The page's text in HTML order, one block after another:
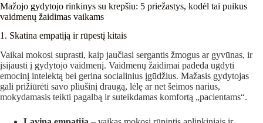
Mažojo gydytojo rinkinys su krepšiu: 5 priežastys, kodėl tai puikus
vaidmenų žaidimas vaikams
1. Skatina empatiją ir rūpestį kitais
Vaikai mokosi suprasti, kaip jaučiasi sergantis žmogus ar gyvūnas, ir
įsijausti į gydytojo vaidmenį. Vaidmenų žaidimai padeda ugdyti
emocinį intelektą bei gerina socialinius įgūdžius. Mažasis gydytojas
gali prižiūrėti savo pliušinį draugą, lėlę ar net šeimos narius,
mokydamasis teikti pagalbą ir suteikdamas komfortą „pacientams“.